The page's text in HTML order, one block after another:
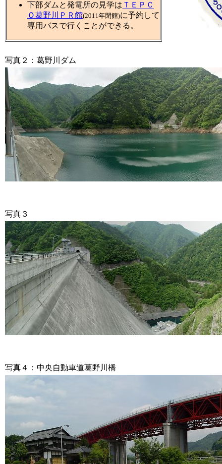
下部ダムと発電所の見学は ＴＥＰＣ
Ｏ葛野川ＰＲ館(2011年閉館)に予約して
専用バスで行くことができる。
写真４：中央自動車道葛野川橋
写真３
写真２：葛野川ダム